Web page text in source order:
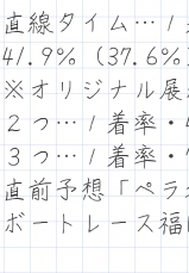
直線タイム…１
41.9％（37.6％
※オリジナル展
２つ…１着率・
３つ…１着率・
直前予想「ペ
ボートレース